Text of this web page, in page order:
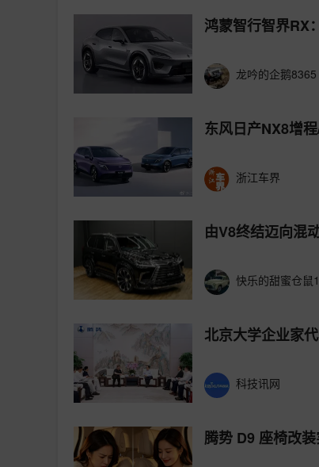
鸿蒙智行智界RX
龙吟的企鹅8365
东风日产NX8增
浙江车界
由V8终结迈向混
快乐的甜蜜仓鼠
北京大学企业家
科技讯网
腾势 D9 座椅改